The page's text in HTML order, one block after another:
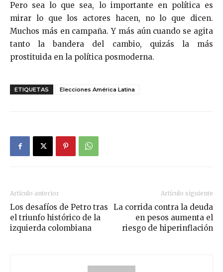
Pero sea lo que sea, lo importante en política es
mirar lo que los actores hacen, no lo que dicen.
Muchos más en campaña. Y más aún cuando se agita
tanto la bandera del cambio, quizás la más
prostituida en la política posmoderna.
ETIQUETAS Elecciones América Latina
Artículo anterior
Los desafíos de Petro tras
el triunfo histórico de la
izquierda colombiana
Artículo siguiente
La corrida contra la deuda
en pesos aumenta el
riesgo de hiperinflación